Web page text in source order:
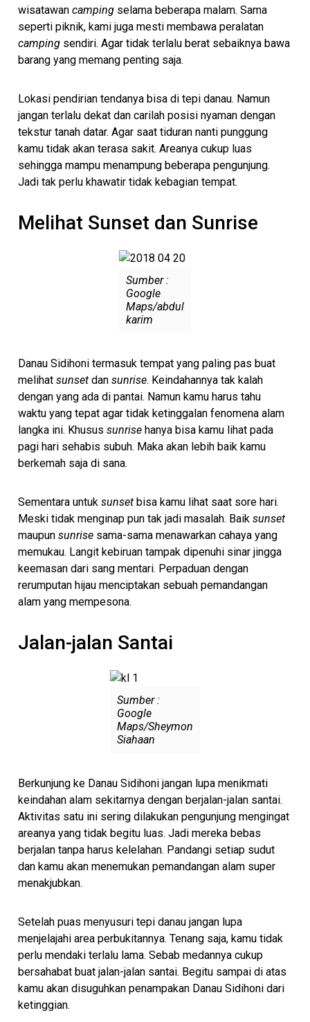
wisatawancamping selama beberapa malam. Sama
seperti piknik, kami juga mesti membawa peralatan
camping sendiri. Agar tidak terlalu berat sebaiknya bawa
barang yang memang penting saja.
Lokasi pendirian tendanya bisa di tepi danau. Namun
jangan terlalu dekat dan carilah posisi nyaman dengan
tekstur tanah datar. Agar saat tiduran nanti punggung
kamu tidak akan terasa sakit. Areanya cukup luas
sehingga mampu menampung beberapa pengunjung.
Jadi tak perlu khawatir tidak kebagian tempat.
Melihat Sunset dan Sunrise
Sumber :
Google
Maps/abdul
karim
Danau Sidihoni termasuk tempat yang paling pas buat
melihatsunset dansunrise. Keindahannya tak kalah
dengan yang ada di pantai. Namun kamu harus tahu
waktu yang tepat agar tidak ketinggalan fenomena alam
langka ini. Khusussunrise hanya bisa kamu lihat pada
pagi hari sehabis subuh. Maka akan lebih baik kamu
berkemah saja di sana.
Sementara untuksunset bisa kamu lihat saat sore hari.
Meski tidak menginap pun tak jadi masalah. Baiksunset
maupunsunrise sama-sama menawarkan cahaya yang
memukau. Langit kebiruan tampak dipenuhi sinar jingga
keemasan dari sang mentari. Perpaduan dengan
rerumputan hijau menciptakan sebuah pemandangan
alam yang mempesona.
Jalan-jalan Santai
Sumber :
Google
Maps/Sheymon
Siahaan
Berkunjung ke Danau Sidihoni jangan lupa menikmati
keindahan alam sekitarnya dengan berjalan-jalan santai.
Aktivitas satu ini sering dilakukan pengunjung mengingat
areanya yang tidak begitu luas. Jadi mereka bebas
berjalan tanpa harus kelelahan. Pandangi setiap sudut
dan kamu akan menemukan pemandangan alam super
menakjubkan.
Setelah puas menyusuri tepi danau jangan lupa
menjelajahi area perbukitannya. Tenang saja, kamu tidak
perlu mendaki terlalu lama. Sebab medannya cukup
bersahabat buat jalan-jalan santai. Begitu sampai di atas
kamu akan disuguhkan penampakan Danau Sidihoni dari
ketinggian.